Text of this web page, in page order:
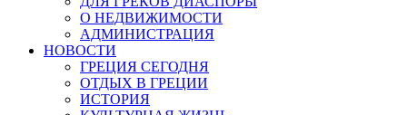
О НЕДВИЖИМОСТИ
АДМИНИСТРАЦИЯ
НОВОСТИ
ГРЕЦИЯ СЕГОДНЯ
ОТДЫХ В ГРЕЦИИ
ИСТОРИЯ